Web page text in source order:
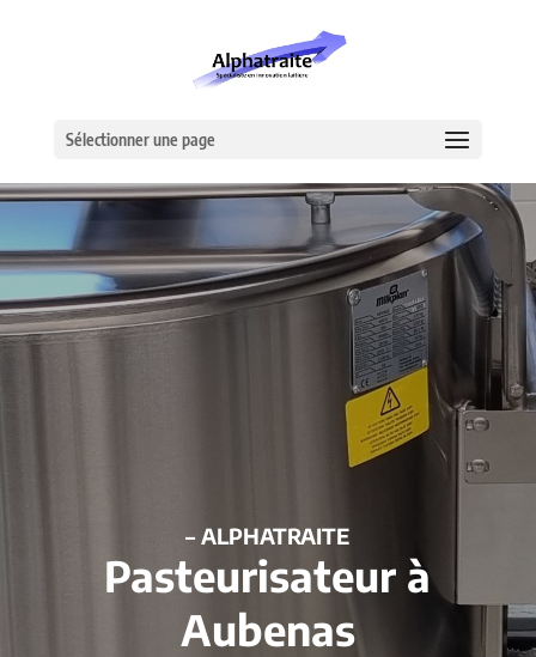
Sélectionner une page
– ALPHATRAITE
Pasteurisateur à
Aubenas